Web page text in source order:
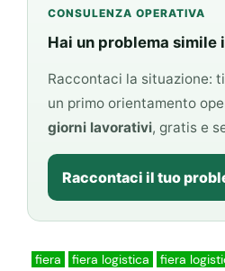
CONSULENZA OPERATIVA
Hai un problema simile
Raccontaci la situazione:
un primo orientamento
giorni lavorativi, gratis e
Raccontaci il tuo
fiera fiera logistica fiera